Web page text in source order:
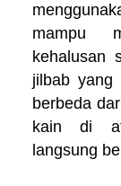
mampu
kehalusan
jilbab yang
berbeda
kain di
langsung